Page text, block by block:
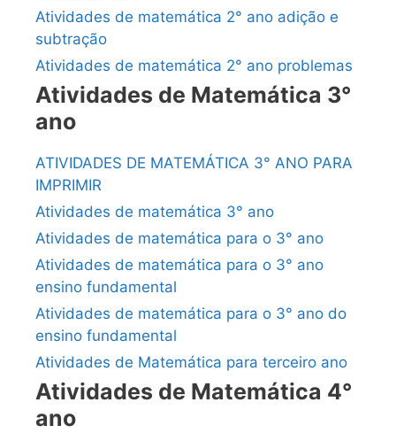
Atividades de matemática 2° ano adição e
subtração
Atividades de matemática 2° ano problemas
Atividades de Matemática 3°
ano
ATIVIDADES DE MATEMÁTICA 3° ANO PARA
IMPRIMIR
Atividades de matemática 3° ano
Atividades de matemática para o 3° ano
Atividades de matemática para o 3° ano
ensino fundamental
Atividades de matemática para o 3° ano do
ensino fundamental
Atividades de Matemática para terceiro ano
Atividades de Matemática 4°
ano